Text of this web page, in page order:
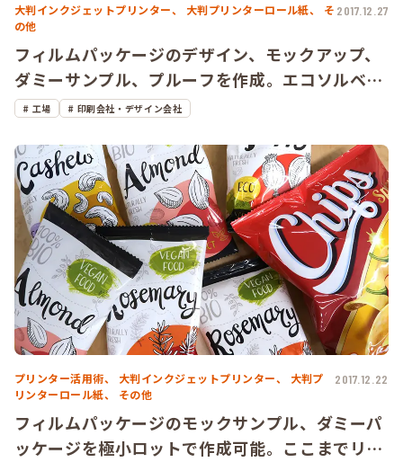
大判インクジェットプリンター、 大判プリンターロール紙、
そ
の他
2017.12.27
フィルムパッケージのデザイン、モックアップ、
ダミーサンプル、プルーフを作成。エコソルベン
トインク搭載プリンターで、極小ロットの包装パ
工場 印刷会社・デザイン会社
プリンター活用術、 大判インクジェットプリンター、
大判プ
リンターロール紙、
その他
2017.12.22
フィルムパッケージのモックサンプル、ダミーパ
ッケージを極小ロットで作成可能。ここまでリア